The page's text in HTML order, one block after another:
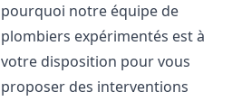
pourquoi notre équipe de
plombiers expérimentés est à
votre disposition pour vous
proposer des interventions